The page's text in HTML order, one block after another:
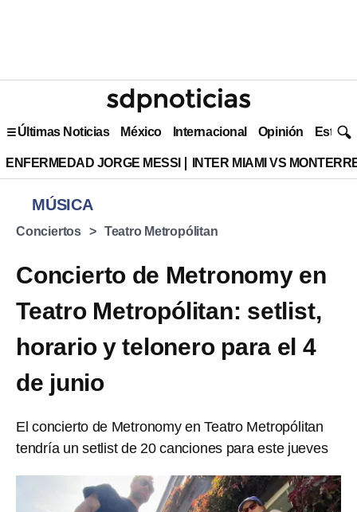
Últimas Noticias México Internacional Opinión Estilo
ENFERMEDAD JORGE MESSI INTER MIAMI VS
MÚSICA
Conciertos Teatro Metropólitan
Concierto de Metronomy en
Teatro Metropólitan: setlist,
horario y telonero para el 4
de junio
El concierto de Metronomy en Teatro Metropólitan
tendría un setlist de 20 canciones para este jueves